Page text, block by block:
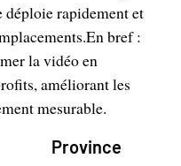
déploie rapidement et
bref :
la vidéo en
améliorant les
mesurable.
Province